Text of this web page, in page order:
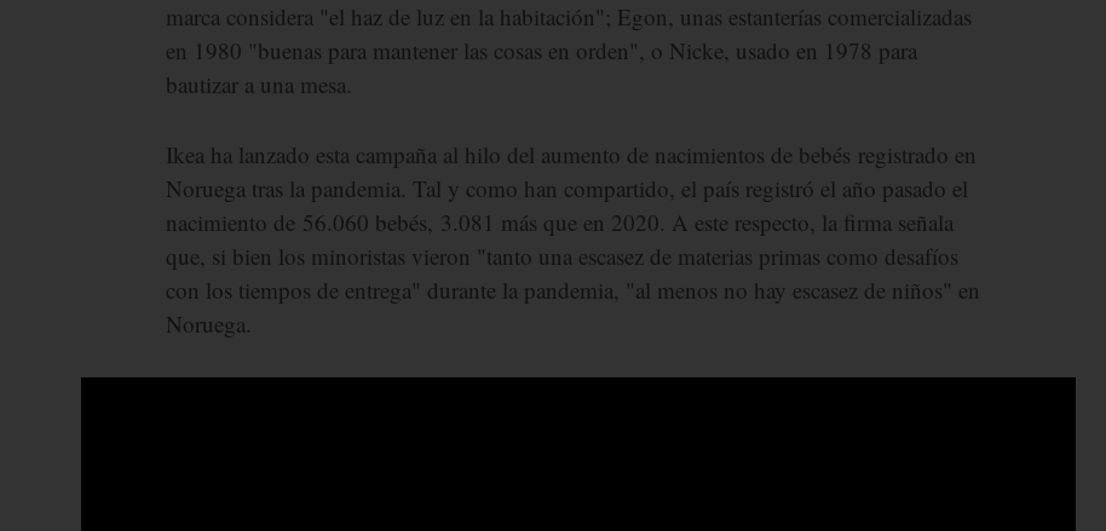
marca considera "el haz de luz en la habitación"; Egon, unas estanterías comercializadas
en 1980 "buenas para mantener las cosas en orden", o Nicke, usado en 1978 para
bautizar a una mesa.
Ikea ha lanzado esta campaña al hilo del aumento de nacimientos de bebés registrado en
Noruega tras la pandemia. Tal y como han compartido, el país registró el año pasado el
nacimiento de 56.060 bebés, 3.081 más que en 2020. A este respecto, la firma señala
que, si bien los minoristas vieron "tanto una escasez de materias primas como desafíos
con los tiempos de entrega" durante la pandemia, "al menos no hay escasez de niños" en
Noruega.